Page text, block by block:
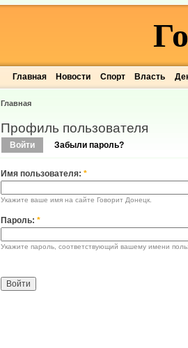
Главная Новости Спорт Власть
Главная
Профиль пользователя
Войти Забыли пароль?
Имя пользователя: *
Укажите ваше имя на сайте Говорит Донецк.
Пароль: *
Укажите пароль, соответствующий вашему имени